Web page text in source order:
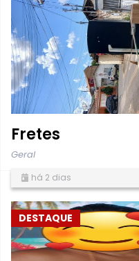
Fretes
Geral
há 2 dias
DESTAQUE